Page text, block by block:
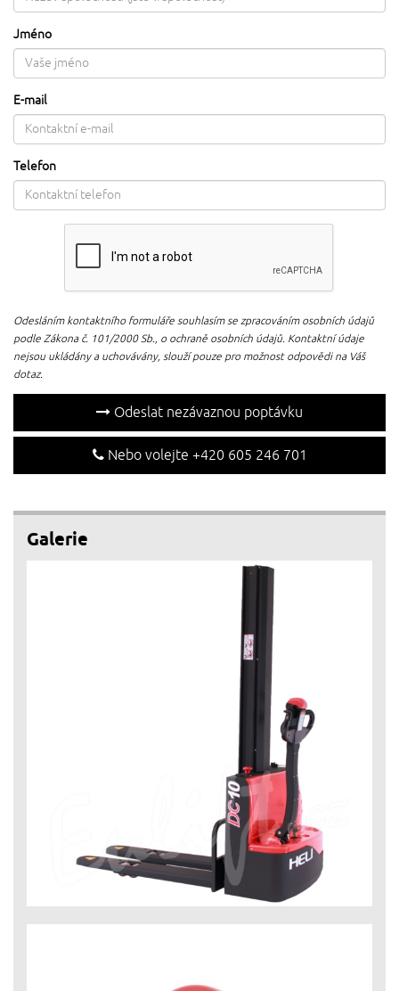
Jméno
E-mail
Telefon
Odesláním kontaktního formuláře souhlasím se zpracováním osobních údajů
podle Zákona č. 101/2000 Sb., o ochraně osobních údajů. Kontaktní údaje
nejsou ukládány a uchovávány, slouží pouze pro možnost odpovědi na Váš
dotaz.
Odeslat nezávaznou poptávku
Nebo volejte +420 605 246 701
Galerie